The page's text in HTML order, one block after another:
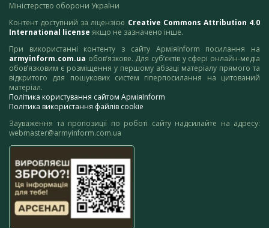
Міністерство оборони України
Контент доступний за ліцензією Creative Commons Attribution 4.0
International license якщо не зазначено інше.
При використанні контенту з сайту АрміяInform посилання на
armyinform.com.ua обов’язкове. Для суб’єктів у сфері онлайн-медіа
обов’язковим є розміщення у першому абзаці матеріалу прямого та
відкритого для пошукових систем гіперпосилання на цитований
матеріал.
Політика користування сайтом АрміяInform
Політика використання файлів cookie
Зауваження та пропозиції по роботі сайту надсилайте на адресу:
webmaster@armyinform.com.ua